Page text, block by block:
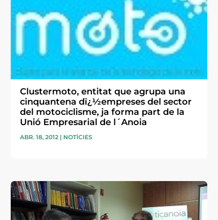
Clustermoto, entitat que agrupa una
cinquantena dï¿½empreses del sector
del motociclisme, ja forma part de la
Unió Empresarial de l´Anoia
ABR. 18, 2012 | NOTÍCIES